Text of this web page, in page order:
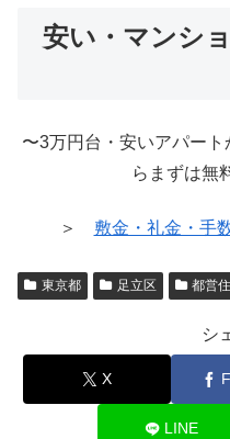
安い・マンシ
〜3万円台・安いアパー
らまずは無
＞ 敷金・礼金・手
東京都 足立区 都営
シ
X
LINE